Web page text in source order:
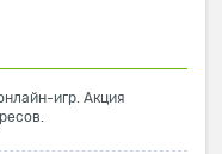
игр. Акция